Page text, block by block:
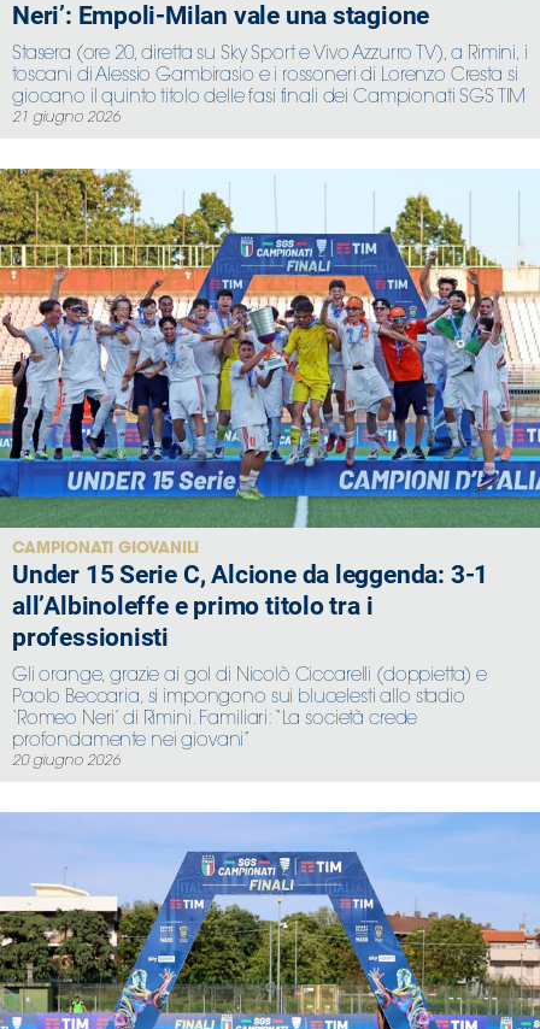
Neri’: Empoli-Milan vale una stagione
Stasera (ore 20, diretta su Sky Sport e Vivo Azzurro TV), a Rimini, i
toscani di Alessio Gambirasio e i rossoneri di Lorenzo Cresta si
giocano il quinto titolo delle fasi finali dei Campionati SGS TIM
21 giugno 2026
CAMPIONATI GIOVANILI
Under 15 Serie C, Alcione da leggenda: 3-1
all’Albinoleffe e primo titolo tra i
professionisti
Gli orange, grazie ai gol di Nicolò Ciccarelli (doppietta) e
Paolo Beccaria, si impongono sui blucelesti allo stadio
‘Romeo Neri’ di Rimini. Familiari: “La società crede
profondamente nei giovani”
20 giugno 2026